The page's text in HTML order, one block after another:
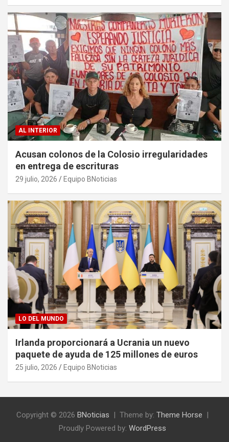
AL INTERIOR
Acusan colonos de la Colosio irregularidades
en entrega de escrituras
29 julio, 2026 Equipo BNoticias
LO DEL MUNDO
Irlanda proporcionará a Ucrania un nuevo
paquete de ayuda de 125 millones de euros
25 julio, 2026 Equipo BNoticias
Copyright © 2026 BNoticias Theme by: Theme Horse
Proudly Powered by: WordPress